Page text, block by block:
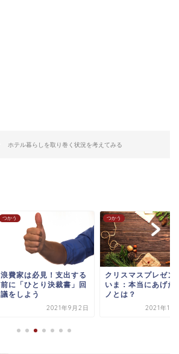
ホテル暮らしを取り巻く状況を考えてみる
つかう
浪費家は必見！支出する
前に「ひとり決裁書」回
議をしよう
2021年9月2日
つかう
クリスマスプレゼン
いま：本当にあげた
ノとは？
2021年12